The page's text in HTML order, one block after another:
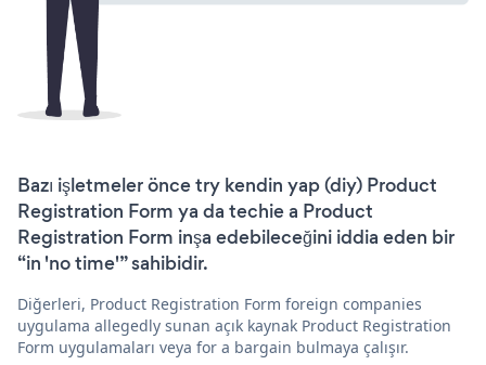
Bazı işletmeler önce try kendin yap (diy) Product
Registration Form ya da techie a Product
Registration Form inşa edebileceğini iddia eden bir
“in 'no time'” sahibidir.
Diğerleri, Product Registration Form foreign companies
uygulama allegedly sunan açık kaynak Product Registration
Form uygulamaları veya for a bargain bulmaya çalışır.